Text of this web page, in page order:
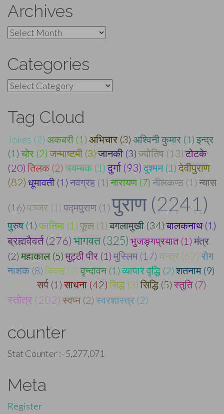
Archives
Archives
Categories
Categories
Tag Cloud
Jokes (2) अकबरी (1) अभिचार (3) अश्विनी कुमार (1) इन्द्र
(1) चोर (2) जन्माष्टमी (3) जानकी (3) ज्योतिष (13) टोटके
(20) तिलक (2) त्र्यम्बक (1) दुर्गा (93) दुश्मन (1) देवीपुराण
(82) धूमावती (1) नवग्रह (1) नारायण (7) नीलकण्ठ (1) न्यास
(16) पञ्जर (1) पद्मपुराण (1) पुराण (2241)
पुरुष (1) फातिमा (1) फूल (1) बगलामुखी (34) बालकनाथ (1)
ब्रह्मवैवर्त (276)भागवत (325) भुजङ्गप्रयात (1) मंत्र
(2) महाकाल (5) मुट्ठी पीर (1) मुस्लिम (17) यन्त्र (62) रोग
नाशक (8) विवाह (7) वृन्दावन (1) व्यापार वृद्धि (2) शतनाम (9)
सर्प (1) साधना (42) सिद्ध (3) सिद्धि (5) स्तुति (7)
स्तोत्र (202) स्वप्न (2) स्वरशास्त्र (2)
counter
Stat Counter :- 5,277,071
Meta
Register